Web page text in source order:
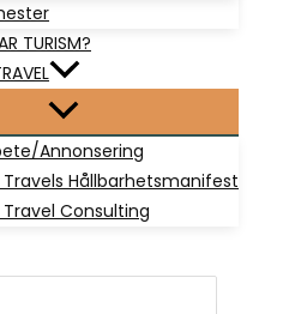
TURISM?
Annonsering
Hållbarhetsmanifest
Consulting